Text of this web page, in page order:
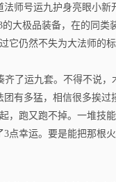
师号运九护身亮眼小新
大极品装备，在的同类
它仍然不失为大法师的
了运九套。不得不说
有多猛，相信很多挨
，跑又跑不掉。一堆技
点幸运。要是能把那根